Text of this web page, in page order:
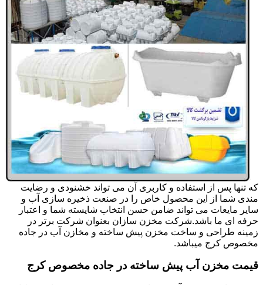
که تنها پس از استفاده و کاربری آن می تواند خشنودی و رضایت
مندی شما از این محصول خاص را در صنعت ذخیره سازی آب و
سایر مایعات می تواند ضامن حسن انتخاب شایسته شما و اعتبار
حرفه ای ما باشد.شرکت مخزن سازان بعنوان شرکت برتر در
زمینه طراحی و ساخت مخزن پیش ساخته و مخازن آب در جاده
مخصوص کرج میباشد.
قیمت مخزن آب پیش ساخته در جاده مخصوص کرج